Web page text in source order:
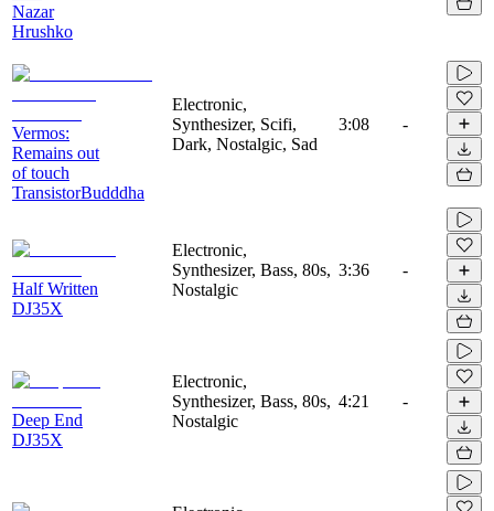
Nazar
Hrushko
Vermos:
Remains out
of touch
TransistorBudddha
Electronic,
Synthesizer, Scifi,
Dark, Nostalgic, Sad
3:08 -
Half Written
DJ35X
Electronic,
Synthesizer, Bass, 80s,
Nostalgic
3:36 -
Deep End
DJ35X
Electronic,
Synthesizer, Bass, 80s,
Nostalgic
4:21 -